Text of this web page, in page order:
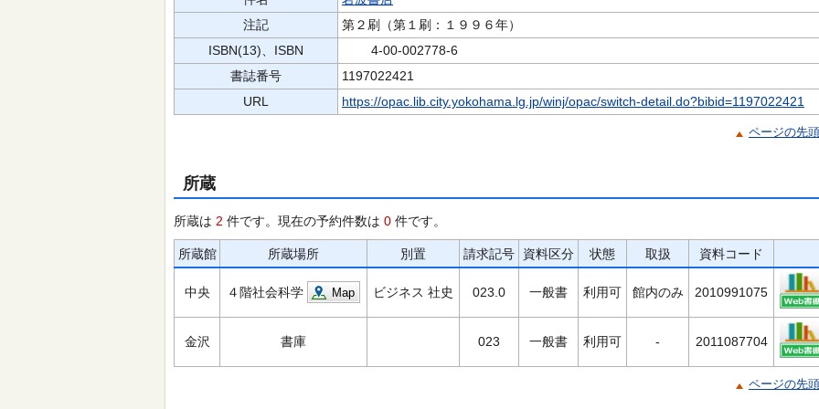
注記
第２刷（第１刷：１９９６年）
ISBN(13)、ISBN
4-00-002778-6
書誌番号
1197022421
URL
https://opac.lib.city.yokohama.lg.jp/winj/opac/switch-detail.do?bibid=1197022421
ページの先
所蔵
所蔵は 2 件です。現在の予約件数は 0 件です。
所蔵館 所蔵場所 別置 請求記号 資料区分 状態 取扱 資料コード
中央 ４階社会科学 Map ビジネス 社史 023.0 一般書 利用可 館内のみ 2010991075
金沢 書庫 023 一般書 利用可 - 2011087704
ページの先